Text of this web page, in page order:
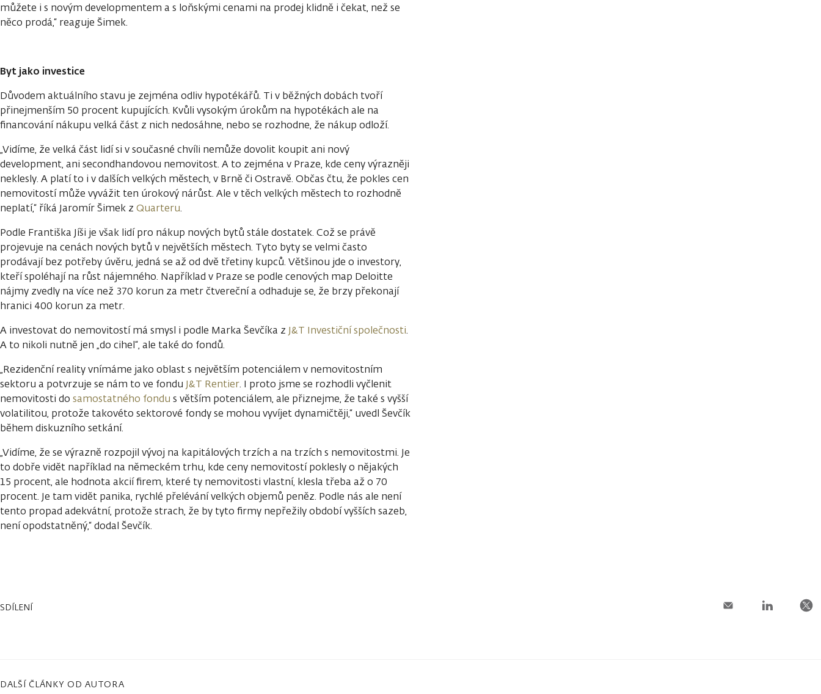
můžete i s novým developmentem a s loňskými cenami na prodej klidně i čekat, než se
něco prodá,“ reaguje Šimek.
Byt jako investice
Důvodem aktuálního stavu je zejména odliv hypotékářů. Ti v běžných dobách tvoří
přinejmenším 50 procent kupujících. Kvůli vysokým úrokům na hypotékách ale na
financování nákupu velká část z nich nedosáhne, nebo se rozhodne, že nákup odloží.
„Vidíme, že velká část lidí si v současné chvíli nemůže dovolit koupit ani nový
development, ani secondhandovou nemovitost. A to zejména v Praze, kde ceny výrazněji
neklesly. A platí to i v dalších velkých městech, v Brně či Ostravě. Občas čtu, že pokles cen
nemovitostí může vyvážit ten úrokový nárůst. Ale v těch velkých městech to rozhodně
neplatí,“ říká Jaromír Šimek z Quarteru.
Podle Františka Jíši je však lidí pro nákup nových bytů stále dostatek. Což se právě
projevuje na cenách nových bytů v největších městech. Tyto byty se velmi často
prodávají bez potřeby úvěru, jedná se až od dvě třetiny kupců. Většinou jde o investory,
kteří spoléhají na růst nájemného. Například v Praze se podle cenových map Deloitte
nájmy zvedly na více než 370 korun za metr čtvereční a odhaduje se, že brzy překonají
hranici 400 korun za metr.
A investovat do nemovitostí má smysl i podle Marka Ševčíka z J&T Investiční společnosti.
A to nikoli nutně jen „do cihel“, ale také do fondů.
„Rezidenční reality vnímáme jako oblast s největším potenciálem v nemovitostním
sektoru a potvrzuje se nám to ve fondu J&T Rentier. I proto jsme se rozhodli vyčlenit
nemovitosti do samostatného fondu s větším potenciálem, ale přiznejme, že také s vyšší
volatilitou, protože takovéto sektorové fondy se mohou vyvíjet dynamičtěji,“ uvedl Ševčík
během diskuzního setkání.
„Vidíme, že se výrazně rozpojil vývoj na kapitálových trzích a na trzích s nemovitostmi. Je
to dobře vidět například na německém trhu, kde ceny nemovitostí poklesly o nějakých
15 procent, ale hodnota akcií firem, které ty nemovitosti vlastní, klesla třeba až o 70
procent. Je tam vidět panika, rychlé přelévání velkých objemů peněz. Podle nás ale není
tento propad adekvátní, protože strach, že by tyto firmy nepřežily období vyšších sazeb,
není opodstatněný,“ dodal Ševčík.
SDÍLENÍ
DALŠÍ ČLÁNKY OD AUTORA